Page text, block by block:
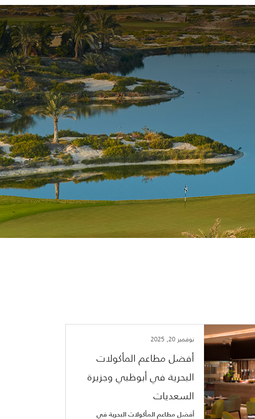
نوفمبر 20, 2025
أفضل مطاعم المأكولات
البحرية في أبوظبي وجزيرة
السعديات
أفضل مطاعم المأكولات البحرية في